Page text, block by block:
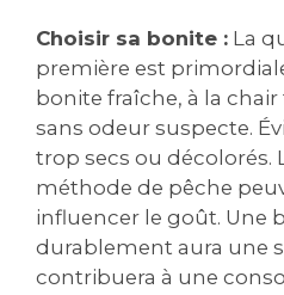
Choisir sa bonite : La
première est
bonite fraîche, à la
sans odeur suspecte.
trop secs ou décolorés.
méthode de pêche
influencer le goût. Une
durablement aura une
contribuera à une